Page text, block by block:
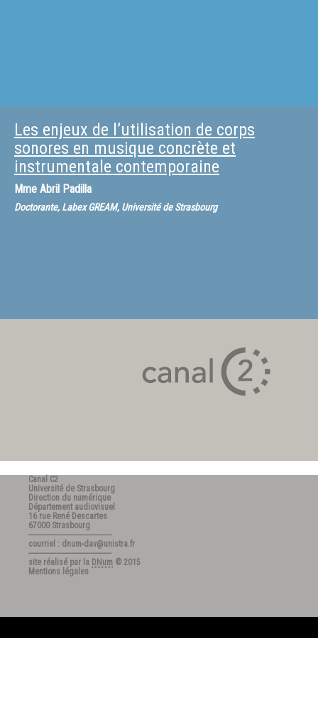
Les enjeux de l’utilisation de corps
sonores en musique concrète et
instrumentale contemporaine
Mme Abril Padilla
Doctorante, Labex GREAM, Université de Strasbourg
Canal C2
Université de Strasbourg
Direction du numérique
Département audiovisuel
16 rue René Descartes
67000 Strasbourg
---------------------------------------
courriel : dnum-dav@unistra.fr
---------------------------------------
site réalisé par la DNum © 2015
Mentions légales